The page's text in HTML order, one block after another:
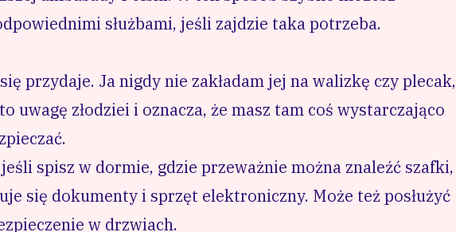
służbami, jeśli zajdzie taka potrzeba.
przydaje. Ja nigdy nie zakładam jej na walizkę czy plecak,
uwagę złodziei i oznacza, że masz tam coś wystarczająco
spisz w dormie, gdzie przeważnie można znaleźć szafki,
się dokumenty i sprzęt elektroniczny. Może też posłużyć
w drzwiach.